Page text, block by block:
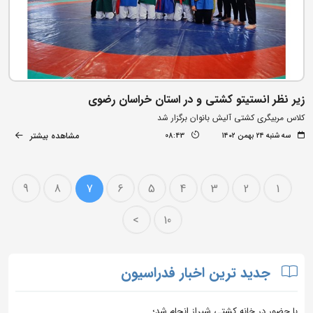
زیر نظر انستیتو کشتی و در استان خراسان رضوی
کلاس مربیگری کشتی آلیش بانوان برگزار شد
سه شنبه ۲۴ بهمن ۱۴۰۲ 08:43 مشاهده بیشتر
1
2
3
4
5
6
7
8
9
10
>
جدید ترین اخبار فدراسیون